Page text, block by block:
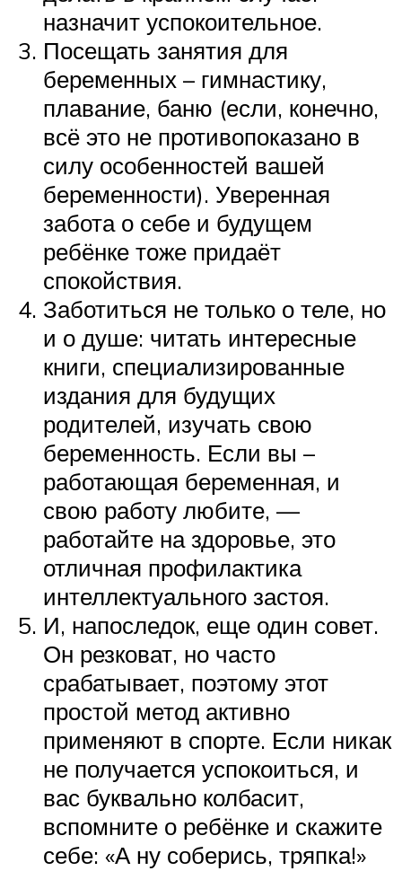
назначит успокоительное.
Посещать занятия для
беременных – гимнастику,
плавание, баню (если, конечно,
всё это не противопоказано в
силу особенностей вашей
беременности). Уверенная
забота о себе и будущем
ребёнке тоже придаёт
спокойствия.
Заботиться не только о теле, но
и о душе: читать интересные
книги, специализированные
издания для будущих
родителей, изучать свою
беременность. Если вы –
работающая беременная, и
свою работу любите, —
работайте на здоровье, это
отличная профилактика
интеллектуального застоя.
И, напоследок, еще один совет.
Он резковат, но часто
срабатывает, поэтому этот
простой метод активно
применяют в спорте. Если никак
не получается успокоиться, и
вас буквально колбасит,
вспомните о ребёнке и скажите
себе: «А ну соберись, тряпка!»